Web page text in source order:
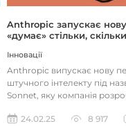
Anthropic запускає
«думає» стільки,
Інновації
Anthropic випускає нову
штучного інтелекту під
Sonnet, яку компанія
24.02.25
8 917